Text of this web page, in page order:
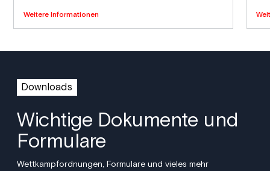
Weitere Informationen
Downloads
Wichtige Dokumente und
Formulare
Wettkampfordnungen, Formulare und vieles mehr